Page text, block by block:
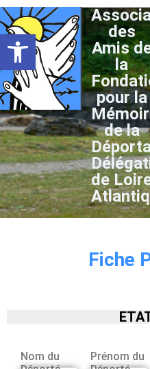
Ouvrir la barre d’outils
des
Amis
la
pour la
de la
de
Fiche
Nom du
Prénom du